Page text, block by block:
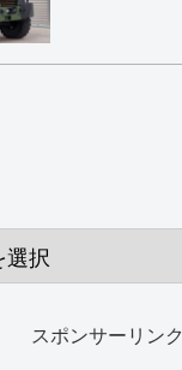
スポンサーリンク